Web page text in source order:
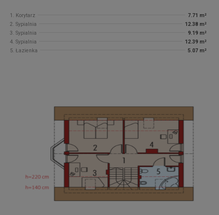
1. Korytarz
7.71 m²
2. Sypialnia
12.38 m²
3. Sypialnia
9.19 m²
4. Sypialnia
12.39 m²
5. Łazienka
5.07 m²